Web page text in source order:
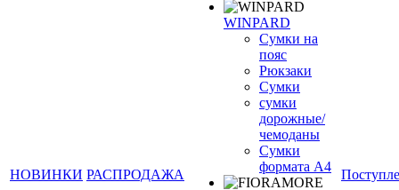
НОВИНКИ РАСПРОДАЖА
WINPARD
Сумки на
пояс
Рюкзаки
Сумки
сумки
дорожные/
чемоданы
Сумки
формата А4